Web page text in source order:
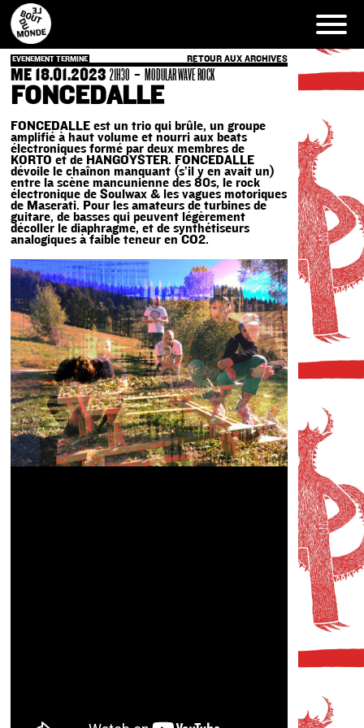
Skip
content
EVENEMENT TERMINE RETOUR AUX ARCHIVES
ME 18.01.2023 21H30 -MODULAR WAVE ROCK
FONCEDALLE
FONCEDALLE est un trio qui brûle, un groupe
amplifié à haut volume et nourri aux beats
électroniques formé par deux membres de
KORTO et de HANGOYSTER. FONCEDALLE
dévoile le chaînon manquant (s’il y en avait un)
entre la scène mancunienne des 80s, le rock
électronique de Soulwax & les vagues motoriques
de Maserati. Pour les amateurs de turbines de
guitare, de basses qui peuvent légèrement
décoller le diaphragme, et de synthétiseurs
analogiques à faible teneur en CO2.